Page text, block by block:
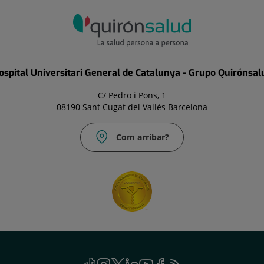
Universitari General de Catalunya - Grupo
C/ Pedro i Pons, 1
08190 Sant Cugat del Vallès Barcelona
Com arribar?